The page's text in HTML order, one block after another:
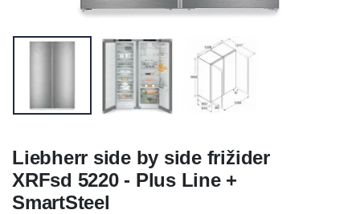
Liebherr side by side frižider
XRFsd 5220 - Plus Line +
SmartSteel